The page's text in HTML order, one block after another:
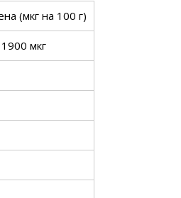
(мкг на 100 г)
мкг